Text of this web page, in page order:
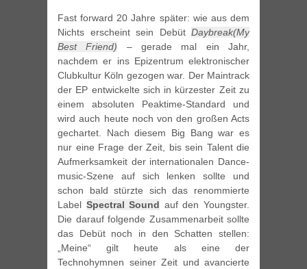
Fast forward 20 Jahre später: wie aus dem
Nichts erscheint sein Debüt Daybreak(My
Best Friend) – gerade mal ein Jahr,
nachdem er ins Epizentrum elektronischer
Clubkultur Köln gezogen war. Der Maintrack
der EP entwickelte sich in kürzester Zeit zu
einem absoluten Peaktime-Standard und
wird auch heute noch von den großen Acts
gechartet. Nach diesem Big Bang war es
nur eine Frage der Zeit, bis sein Talent die
Aufmerksamkeit der internationalen Dance-
music-Szene auf sich lenken sollte und
schon bald stürzte sich das renommierte
Label Spectral Sound auf den Youngster.
Die darauf folgende Zusammenarbeit sollte
das Debüt noch in den Schatten stellen:
„Meine“ gilt heute als eine der
Technohymnen seiner Zeit und avancierte